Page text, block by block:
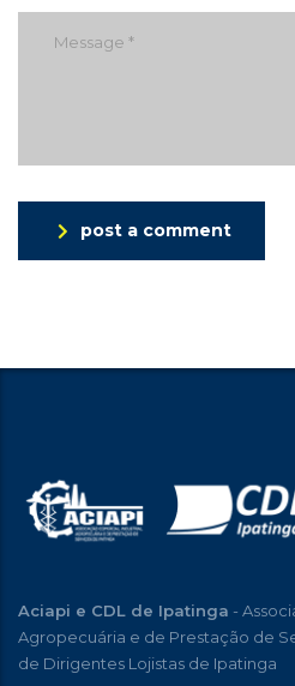
post a comment
Aciapi e CDL de Ipatinga -
Agropecuária e de Prestação de
de Dirigentes Lojistas de Ipatinga